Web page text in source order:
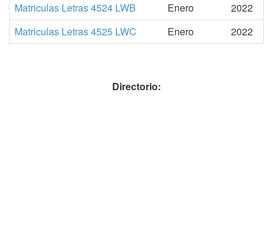
Matriculas Letras 4524 LWB
Enero
2022
Matriculas Letras 4525 LWC
Enero 2022
Directorio: